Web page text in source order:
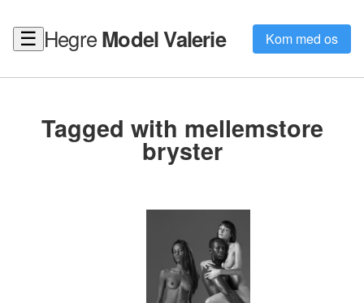
☰ HegreModel Valerie Kom med os
Tagged with mellemstore
bryster